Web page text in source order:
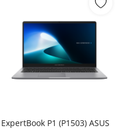
ExpertBook P1 (P1503) ASUS